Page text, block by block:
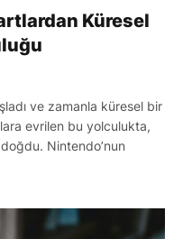
Küresel
ve zamanla küresel bir
evrilen bu yolculukta,
Nintendo’nun